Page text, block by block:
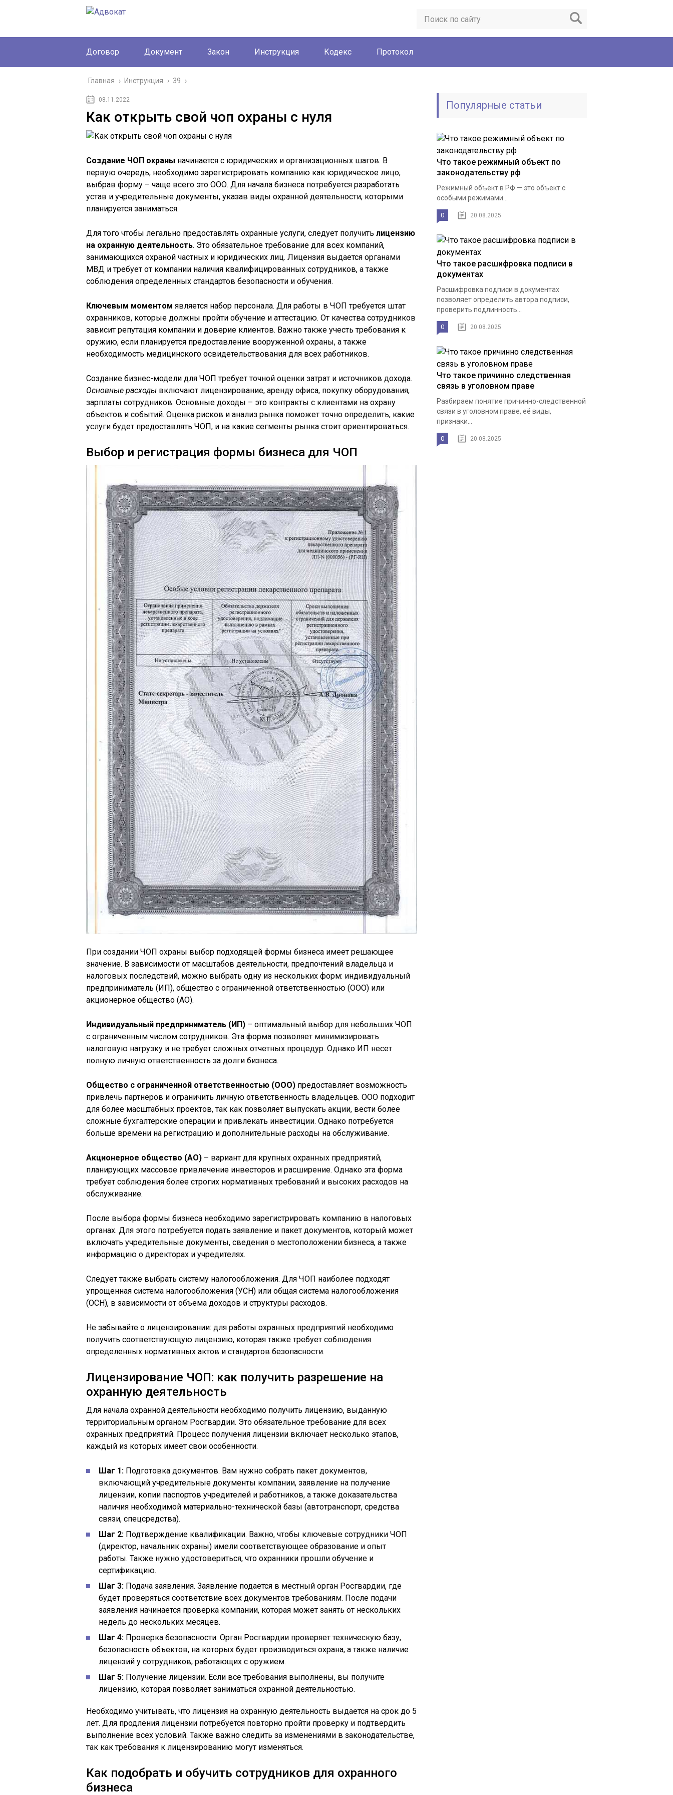
Договор Документ Закон Инструкция Кодекс Протокол
Главная › Инструкция › 39 ›
08.11.2022
Как открыть свой чоп охраны с нуля
Создание ЧОП охраны начинается с юридических и организационных шагов. В
первую очередь, необходимо зарегистрировать компанию как юридическое лицо,
выбрав форму – чаще всего это ООО. Для начала бизнеса потребуется разработать
устав и учредительные документы, указав виды охранной деятельности, которыми
планируется заниматься.
Для того чтобы легально предоставлять охранные услуги, следует получить лицензию
на охранную деятельность. Это обязательное требование для всех компаний,
занимающихся охраной частных и юридических лиц. Лицензия выдается органами
МВД и требует от компании наличия квалифицированных сотрудников, а также
соблюдения определенных стандартов безопасности и обучения.
Ключевым моментом является набор персонала. Для работы в ЧОП требуется штат
охранников, которые должны пройти обучение и аттестацию. От качества сотрудников
зависит репутация компании и доверие клиентов. Важно также учесть требования к
оружию, если планируется предоставление вооруженной охраны, а также
необходимость медицинского освидетельствования для всех работников.
Создание бизнес-модели для ЧОП требует точной оценки затрат и источников дохода.
Основные расходы включают лицензирование, аренду офиса, покупку оборудования,
зарплаты сотрудников. Основные доходы – это контракты с клиентами на охрану
объектов и событий. Оценка рисков и анализ рынка поможет точно определить, какие
услуги будет предоставлять ЧОП, и на какие сегменты рынка стоит ориентироваться.
Выбор и регистрация формы бизнеса для ЧОП
При создании ЧОП охраны выбор подходящей формы бизнеса имеет решающее
значение. В зависимости от масштабов деятельности, предпочтений владельца и
налоговых последствий, можно выбрать одну из нескольких форм: индивидуальный
предприниматель (ИП), общество с ограниченной ответственностью (ООО) или
акционерное общество (АО).
Индивидуальный предприниматель (ИП) – оптимальный выбор для небольших ЧОП
с ограниченным числом сотрудников. Эта форма позволяет минимизировать
налоговую нагрузку и не требует сложных отчетных процедур. Однако ИП несет
полную личную ответственность за долги бизнеса.
Общество с ограниченной ответственностью (ООО) предоставляет возможность
привлечь партнеров и ограничить личную ответственность владельцев. ООО подходит
для более масштабных проектов, так как позволяет выпускать акции, вести более
сложные бухгалтерские операции и привлекать инвестиции. Однако потребуется
больше времени на регистрацию и дополнительные расходы на обслуживание.
Акционерное общество (АО) – вариант для крупных охранных предприятий,
планирующих массовое привлечение инвесторов и расширение. Однако эта форма
требует соблюдения более строгих нормативных требований и высоких расходов на
обслуживание.
После выбора формы бизнеса необходимо зарегистрировать компанию в налоговых
органах. Для этого потребуется подать заявление и пакет документов, который может
включать учредительные документы, сведения о местоположении бизнеса, а также
информацию о директорах и учредителях.
Следует также выбрать систему налогообложения. Для ЧОП наиболее подходят
упрощенная система налогообложения (УСН) или общая система налогообложения
(ОСН), в зависимости от объема доходов и структуры расходов.
Не забывайте о лицензировании: для работы охранных предприятий необходимо
получить соответствующую лицензию, которая также требует соблюдения
определенных нормативных актов и стандартов безопасности.
Лицензирование ЧОП: как получить разрешение на
охранную деятельность
Для начала охранной деятельности необходимо получить лицензию, выданную
территориальным органом Росгвардии. Это обязательное требование для всех
охранных предприятий. Процесс получения лицензии включает несколько этапов,
каждый из которых имеет свои особенности.
Шаг 1: Подготовка документов. Вам нужно собрать пакет документов,
включающий учредительные документы компании, заявление на получение
лицензии, копии паспортов учредителей и работников, а также доказательства
наличия необходимой материально-технической базы (автотранспорт, средства
связи, спецсредства).
Шаг 2: Подтверждение квалификации. Важно, чтобы ключевые сотрудники ЧОП
(директор, начальник охраны) имели соответствующее образование и опыт
работы. Также нужно удостовериться, что охранники прошли обучение и
сертификацию.
Шаг 3: Подача заявления. Заявление подается в местный орган Росгвардии, где
будет проверяться соответствие всех документов требованиям. После подачи
заявления начинается проверка компании, которая может занять от нескольких
недель до нескольких месяцев.
Шаг 4: Проверка безопасности. Орган Росгвардии проверяет техническую базу,
безопасность объектов, на которых будет производиться охрана, а также наличие
лицензий у сотрудников, работающих с оружием.
Шаг 5: Получение лицензии. Если все требования выполнены, вы получите
лицензию, которая позволяет заниматься охранной деятельностью.
Необходимо учитывать, что лицензия на охранную деятельность выдается на срок до 5
лет. Для продления лицензии потребуется повторно пройти проверку и подтвердить
выполнение всех условий. Также важно следить за изменениями в законодательстве,
так как требования к лицензированию могут изменяться.
Как подобрать и обучить сотрудников для охранного
бизнеса
Популярные статьи
Что такое режимный объект по
законодательству рф
Режимный объект в РФ — это объект с
особыми режимами...
0 20.08.2025
Что такое расшифровка подписи в
документах
Расшифровка подписи в документах
позволяет определить автора подписи,
проверить подлинность...
0 20.08.2025
Что такое причинно следственная
связь в уголовном праве
Разбираем понятие причинно-следственной
связи в уголовном праве, её виды,
признаки...
0 20.08.2025